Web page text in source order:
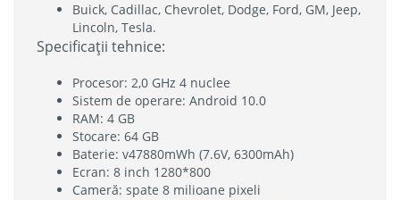
Buick, Cadillac, Chevrolet, Dodge, Ford, GM, Jeep,
Lincoln, Tesla.
Specificații tehnice:
Procesor: 2,0 GHz 4 nuclee
Sistem de operare: Android 10.0
RAM: 4 GB
Stocare: 64 GB
Baterie: v47880mWh (7.6V, 6300mAh)
Ecran: 8 inch 1280*800
Cameră: spate 8 milioane pixeli